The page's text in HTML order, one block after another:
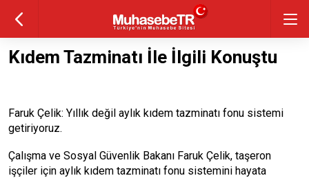
Kıdem Tazminatı İle İlgili Konuştu
Faruk Çelik: Yıllık değil aylık kıdem tazminatı fonu sistemi
getiriyoruz.
Çalışma ve Sosyal Güvenlik Bakanı Faruk Çelik, taşeron
işçiler için aylık kıdem tazminatı fonu sistemini hayata